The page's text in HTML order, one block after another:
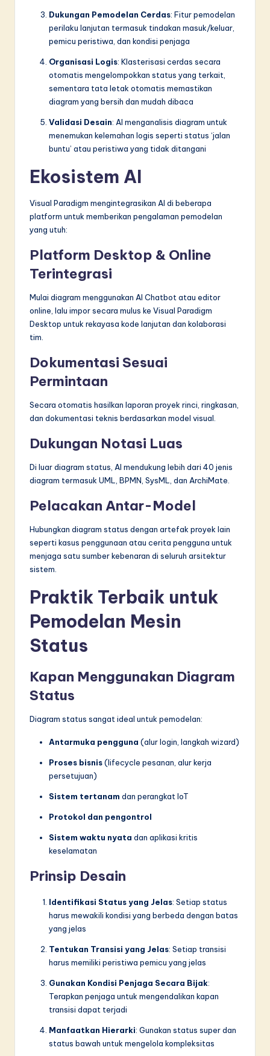
Dukungan Pemodelan Cerdas: Fitur pemodelan
perilaku lanjutan termasuk tindakan masuk/keluar,
pemicu peristiwa, dan kondisi penjaga
Organisasi Logis: Klasterisasi cerdas secara
otomatis mengelompokkan status yang terkait,
sementara tata letak otomatis memastikan
diagram yang bersih dan mudah dibaca
Validasi Desain: AI menganalisis diagram untuk
menemukan kelemahan logis seperti status ‘jalan
buntu’ atau peristiwa yang tidak ditangani
Ekosistem AI
Visual Paradigm mengintegrasikan AI di beberapa
platform untuk memberikan pengalaman pemodelan
yang utuh:
Platform Desktop & Online
Terintegrasi
Mulai diagram menggunakan AI Chatbot atau editor
online, lalu impor secara mulus ke Visual Paradigm
Desktop untuk rekayasa kode lanjutan dan kolaborasi
tim.
Dokumentasi Sesuai
Permintaan
Secara otomatis hasilkan laporan proyek rinci, ringkasan,
dan dokumentasi teknis berdasarkan model visual.
Dukungan Notasi Luas
Di luar diagram status, AI mendukung lebih dari 40 jenis
diagram termasuk UML, BPMN, SysML, dan ArchiMate.
Pelacakan Antar-Model
Hubungkan diagram status dengan artefak proyek lain
seperti kasus penggunaan atau cerita pengguna untuk
menjaga satu sumber kebenaran di seluruh arsitektur
sistem.
Praktik Terbaik untuk
Pemodelan Mesin
Status
Kapan Menggunakan Diagram
Status
Diagram status sangat ideal untuk pemodelan:
Antarmuka pengguna (alur login, langkah wizard)
Proses bisnis(lifecycle pesanan, alur kerja
persetujuan)
Sistem tertanam dan perangkat IoT
Protokol dan pengontrol
Sistem waktu nyata dan aplikasi kritis
keselamatan
Prinsip Desain
Identifikasi Status yang Jelas: Setiap status
harus mewakili kondisi yang berbeda dengan batas
yang jelas
Tentukan Transisi yang Jelas: Setiap transisi
harus memiliki peristiwa pemicu yang jelas
Gunakan Kondisi Penjaga Secara Bijak:
Terapkan penjaga untuk mengendalikan kapan
transisi dapat terjadi
Manfaatkan Hierarki: Gunakan status super dan
status bawah untuk mengelola kompleksitas